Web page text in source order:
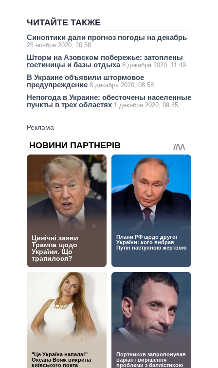
ЧИТАЙТЕ ТАКЖЕ
Синоптики дали прогноз погоды на декабрь
25 ноября 2020, 20:58
Шторм на Азовском побережье: затоплены
гостиницы и базы отдыха 8 декабря 2020, 11:49
В Украине объявили штормовое
предупреждение 8 декабря 2020, 08:58
Непогода в Украине: обесточены населенные
пункты в трех областях 1 декабря 2020, 09:45